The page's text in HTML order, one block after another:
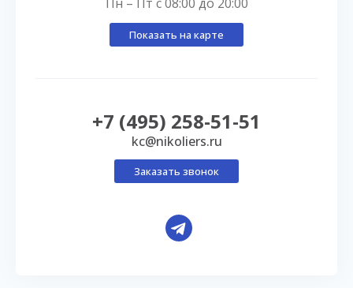
Показать на карте
+7 (495) 258-51-51
kc@nikoliers.ru
Заказать звонок